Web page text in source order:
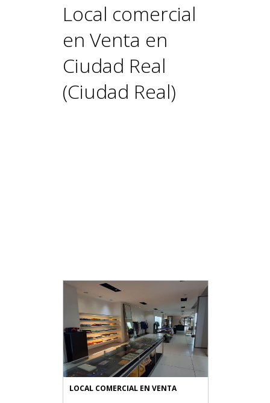
Local comercial
en Venta en
Ciudad Real
(Ciudad Real)
LOCAL COMERCIAL EN VENTA